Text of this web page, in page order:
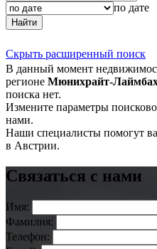
по дате
Найти
Скрыть расширенный поиск
В данный момент
регионе Мюнихрайт-
поиска нет.
Измените параметры
нами.
Наши специалисты помогут
в Австрии.
Связаться с нами
Имя:
Фамилия:
Телефон: